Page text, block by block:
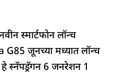
स्मार्टफोन लॉन्च
जूनच्या मध्यात लॉन्च
हे स्नॅपड्रॅगन 6 जनरेशन 1